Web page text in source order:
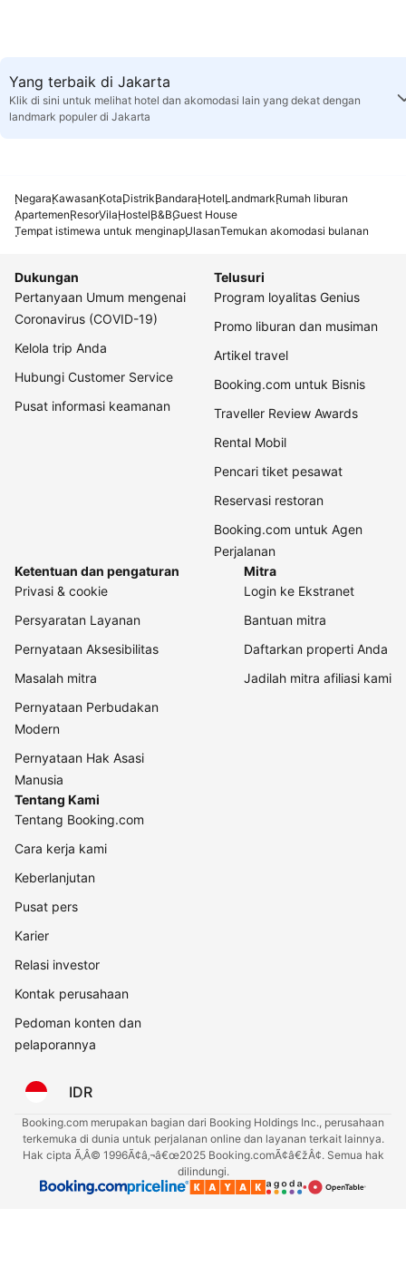
Yang terbaik di Jakarta
Klik di sini untuk melihat hotel dan akomodasi lain yang dekat dengan
landmark populer di Jakarta
NegaraKawasanKotaDistrikBandaraHotelLandmarkRumah liburan
ApartemenResorVilaHostelB&BGuest House
Tempat istimewa untuk menginapUlasanTemukan akomodasi bulanan
Dukungan
Pertanyaan Umum mengenai
Coronavirus (COVID-19)
Kelola trip Anda
Hubungi Customer Service
Pusat informasi keamanan
Telusuri
Program loyalitas Genius
Promo liburan dan musiman
Artikel travel
Booking.com untuk Bisnis
Traveller Review Awards
Rental Mobil
Pencari tiket pesawat
Reservasi restoran
Booking.com untuk Agen
Perjalanan
Ketentuan dan pengaturan
Privasi & cookie
Persyaratan Layanan
Pernyataan Aksesibilitas
Masalah mitra
Pernyataan Perbudakan
Modern
Pernyataan Hak Asasi
Manusia
Mitra
Login ke Ekstranet
Bantuan mitra
Daftarkan properti Anda
Jadilah mitra afiliasi kami
Tentang Kami
Tentang Booking.com
Cara kerja kami
Keberlanjutan
Pusat pers
Karier
Relasi investor
Kontak perusahaan
Pedoman konten dan
pelaporannya
IDR
Booking.com merupakan bagian dari Booking Holdings Inc., perusahaan
terkemuka di dunia untuk perjalanan online dan layanan terkait lainnya.
Hak cipta Ã‚Â© 1996Ã¢â‚¬â€œ2025 Booking.comÃ¢â€žÂ¢. Semua hak
dilindungi.